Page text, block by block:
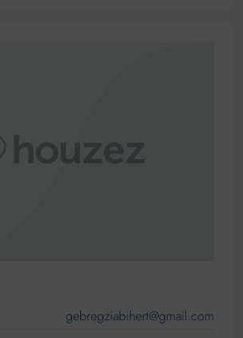
gebregziabihert@gmail.com